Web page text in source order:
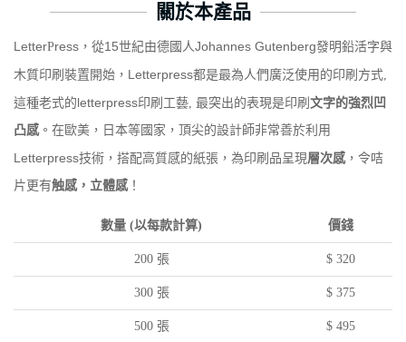
關於本產品
LetterPress ， 從15世紀由德國人Johannes Gutenberg發明鉛活字與
木質印刷裝置開始， Letterpress都是最為人們廣泛使用的印刷方式,
這種老式的letterpress印刷工藝, 最突出的表現是印刷 文字的強烈凹
凸感。在歐美，日本等國家，頂尖的設計師非常善於利用
Letterpress技術，搭配高質感的紙張，為印刷品呈現層次感， 令咭
片更有触感， 立體感！
數量 (以每款計算) 價錢
200 張 $ 320
300 張 $ 375
500 張 $ 495